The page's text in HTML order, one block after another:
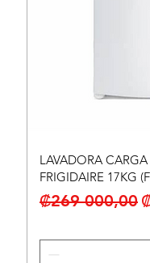
LAVADORA CARGA
FRIGIDAIRE 17KG
Precio
₡269 000,00